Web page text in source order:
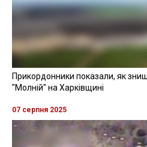
Прикордонники показали, як
"Молній" на Харківщині
07 серпня 2025